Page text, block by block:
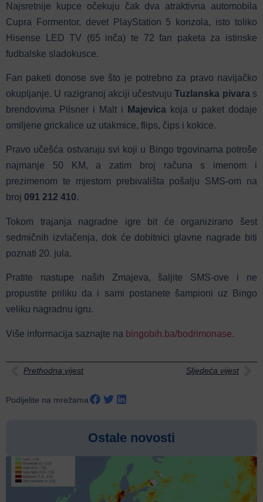
Najsretnije kupce očekuju čak dva atraktivna automobila
Cupra Formentor, devet PlayStation 5 konzola, isto toliko
Hisense LED TV (65 inča) te 72 fan paketa za istinske
fudbalske sladokusce.
Fan paketi donose sve što je potrebno za pravo navijačko
okupljanje. U razigranoj akciji učestvujuTuzlanska pivaras
brendovima Pilsner i Malt i
Majevica koja u paket dodaje
omiljene grickalice uz utakmice, flips, čips i kokice.
Pravo učešća ostvaruju svi koji u Bingo trgovinama potroše
najmanje 50 KM, a zatim broj računa s imenom i
prezimenom te mjestom prebivališta pošalju SMS-om na
broj 091 212 410.
Tokom trajanja nagradne igre bit će organizirano šest
sedmičnih izvlačenja, dok će dobitnici glavne nagrade biti
poznati 20. jula.
Pratite nastupe naših Zmajeva, šaljite SMS-ove i ne
propustite priliku da i sami postanete šampioni uz Bingo
veliku nagradnu igru.
Više informacija saznajte na bingobih.ba/bodrimonase.
Prethodna vijest Sljedeća vijest
Podijelite na mrežama
Ostale novosti